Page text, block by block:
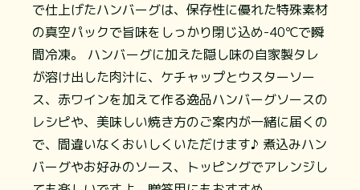
で仕上げたハンバーグは、保存性に優れた特殊素材
の真空パックで旨味をしっかり閉じ込め-40℃で瞬
間冷凍。 ハンバーグに加えた隠し味の自家製タレ
が溶け出した肉汁に、ケチャップとウスターソー
ス、赤ワインを加えて作る逸品ハンバーグソースの
レシピや、美味しい焼き方のご案内が一緒に届くの
で、間違いなくおいしくいただけます♪ 煮込みハン
バーグやお好みのソース、トッピングでアレンジし